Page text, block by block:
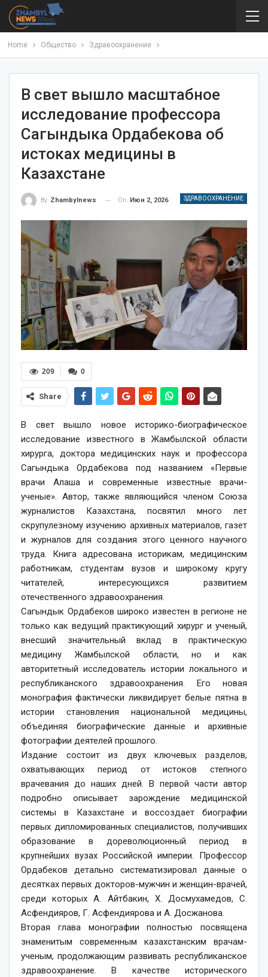
Home Общество Здравоохранение
В свет вышло масштабное
исследование профессора
Сагындыка Ордабекова об
истоках медицины в
Казахстане
ЗДРАВООХРАНЕНИЕ
By Zhambylnews On Июн 2, 2026
0
209
Share
В свет вышло новое историко-биографическое
исследование известного в Жамбылской области
хирурга, доктора медицинских наук и профессора
Сагындыка Ордабекова под названием «Первые
врачи Алаша и современные известные врачи-
ученые». Автор, также являющийся членом Союза
журналистов Казахстана, посвятил много лет
скрупулезному изучению архивных материалов, газет
и журналов для создания этого ценного научного
труда. Книга адресована историкам, медицинским
работникам, студентам вузов и широкому кругу
читателей, интересующихся развитием
отечественного здравоохранения.
Сагындык Ордабеков широко известен в регионе не
только как ведущий практикующий хирург и ученый,
внесший значительный вклад в практическую
медицину Жамбылской области, но и как
авторитетный исследователь истории локального и
республиканского здравоохранения. Его новая
монография фактически ликвидирует белые пятна в
истории становления национальной медицины,
объединяя биографические данные и архивные
фотографии деятелей прошлого.
Издание состоит из двух ключевых разделов,
охватывающих период от истоков степного
врачевания до наших дней. В первой части автор
подробно описывает зарождение медицинской
системы в Казахстане и воссоздает биографии
первых дипломированных специалистов, получивших
образование в дореволюционный период в
крупнейших вузах Российской империи. Профессор
Ордабеков детально систематизировал данные о
десятках первых докторов-мужчин и женщин-врачей,
среди которых А. Айтбакин, Х. Досмухамедов, С.
Асфендияров, Г. Асфендиярова и А. Досжанова.
Вторая глава монографии полностью посвящена
знаменитым современным казахстанским врачам-
ученым, продолжающим развивать республиканское
здравоохранение. В качестве исторического